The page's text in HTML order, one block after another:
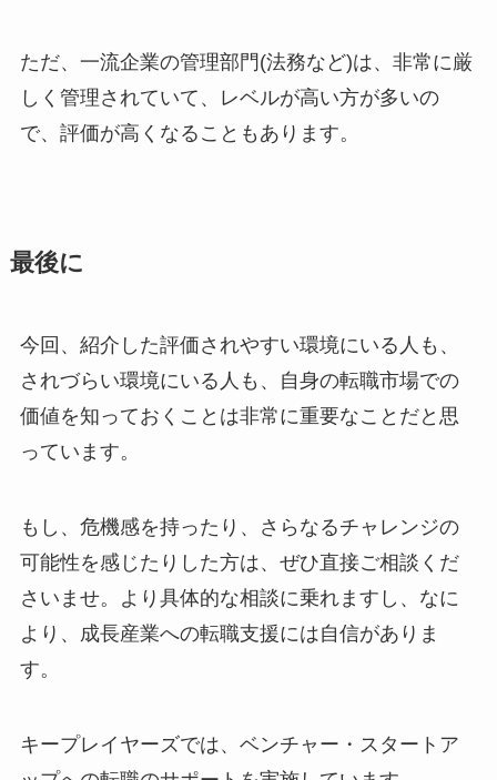
ただ、一流企業の管理部門(法務など)は、非常に厳
しく管理されていて、レベルが高い方が多いの
で、評価が高くなることもあります。
最後に
今回、紹介した評価されやすい環境にいる人も、
されづらい環境にいる人も、自身の転職市場での
価値を知っておくことは非常に重要なことだと思
っています。
もし、危機感を持ったり、さらなるチャレンジの
可能性を感じたりした方は、ぜひ直接ご相談くだ
さいませ。より具体的な相談に乗れますし、なに
より、成長産業への転職支援には自信がありま
す。
キープレイヤーズでは、ベンチャー・スタートア